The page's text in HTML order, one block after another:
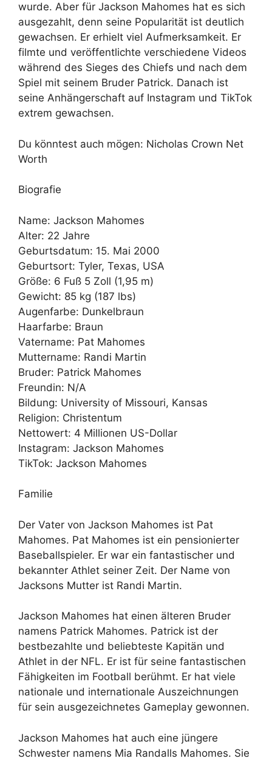
wurde. Aber für Jackson Mahomes hat es sich
ausgezahlt, denn seine Popularität ist deutlich
gewachsen. Er erhielt viel Aufmerksamkeit. Er
filmte und veröffentlichte verschiedene Videos
während des Sieges des Chiefs und nach dem
Spiel mit seinem Bruder Patrick. Danach ist
seine Anhängerschaft auf Instagram und TikTok
extrem gewachsen.
Du könntest auch mögen: Nicholas Crown Net
Worth
Biografie
Name: Jackson Mahomes
Alter: 22 Jahre
Geburtsdatum: 15. Mai 2000
Geburtsort: Tyler, Texas, USA
Größe: 6 Fuß 5 Zoll (1,95 m)
Gewicht: 85 kg (187 lbs)
Augenfarbe: Dunkelbraun
Haarfarbe: Braun
Vatername: Pat Mahomes
Muttername: Randi Martin
Bruder: Patrick Mahomes
Freundin: N/A
Bildung: University of Missouri, Kansas
Religion: Christentum
Nettowert: 4 Millionen US-Dollar
Instagram: Jackson Mahomes
TikTok: Jackson Mahomes
Familie
Der Vater von Jackson Mahomes ist Pat
Mahomes. Pat Mahomes ist ein pensionierter
Baseballspieler. Er war ein fantastischer und
bekannter Athlet seiner Zeit. Der Name von
Jacksons Mutter ist Randi Martin.
Jackson Mahomes hat einen älteren Bruder
namens Patrick Mahomes. Patrick ist der
bestbezahlte und beliebteste Kapitän und
Athlet in der NFL. Er ist für seine fantastischen
Fähigkeiten im Football berühmt. Er hat viele
nationale und internationale Auszeichnungen
für sein ausgezeichnetes Gameplay gewonnen.
Jackson Mahomes hat auch eine jüngere
Schwester namens Mia Randalls Mahomes. Sie